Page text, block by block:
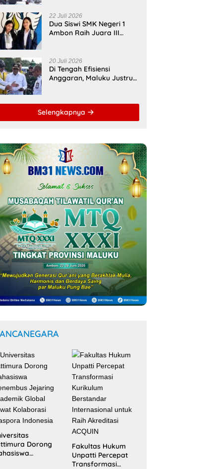
Kolaborasi
Multipendanaan
22 Juli 2026
Dua Siswi SMK Negeri 1
Ambon Raih Juara III
20 Juli 2026
Di Tengah Efisiensi
Anggaran, Maluku Justru
Kemandirian Pangan
Selengkapnya
Dorong
Fakultas Hukum
Unpatti Percepat
Transformasi